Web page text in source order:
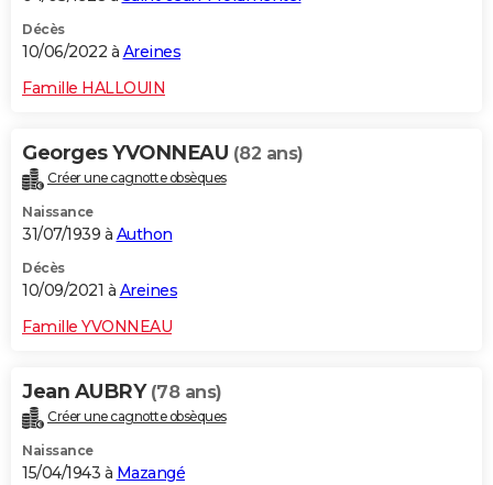
Décès
10/06/2022 à Areines
Famille HALLOUIN
Georges YVONNEAU (82 ans)
Créer une cagnotte obsèques
Naissance
31/07/1939 à Authon
Décès
10/09/2021 à Areines
Famille YVONNEAU
Jean AUBRY (78 ans)
Créer une cagnotte obsèques
Naissance
15/04/1943 à Mazangé